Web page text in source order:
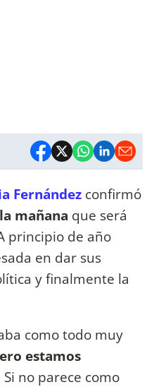
Fernández confirmó
mañana que será
principio de año
en dar sus
y finalmente la
como todo muy
estamos
Si no parece como